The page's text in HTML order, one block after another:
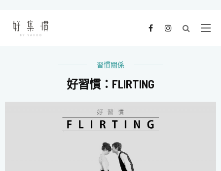
習慣關係
好習慣：FLIRTING